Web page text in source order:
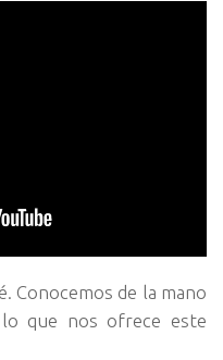
Conocemos de la mano
que nos ofrece este